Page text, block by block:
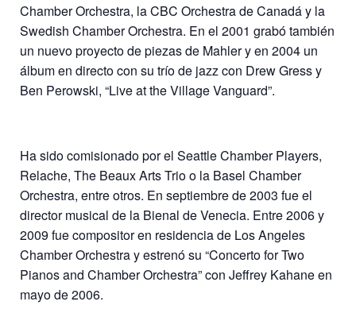
Chamber Orchestra, la CBC Orchestra de Canadá y la
Swedish Chamber Orchestra. En el 2001 grabó también
un nuevo proyecto de piezas de Mahler y en 2004 un
álbum en directo con su trío de jazz con Drew Gress y
Ben Perowski, “Live at the Village Vanguard”.
Ha sido comisionado por el Seattle Chamber Players,
Relache, The Beaux Arts Trio o la Basel Chamber
Orchestra, entre otros. En septiembre de 2003 fue el
director musical de la Bienal de Venecia. Entre 2006 y
2009 fue compositor en residencia de Los Angeles
Chamber Orchestra y estrenó su “Concerto for Two
Pianos and Chamber Orchestra” con Jeffrey Kahane en
mayo de 2006.